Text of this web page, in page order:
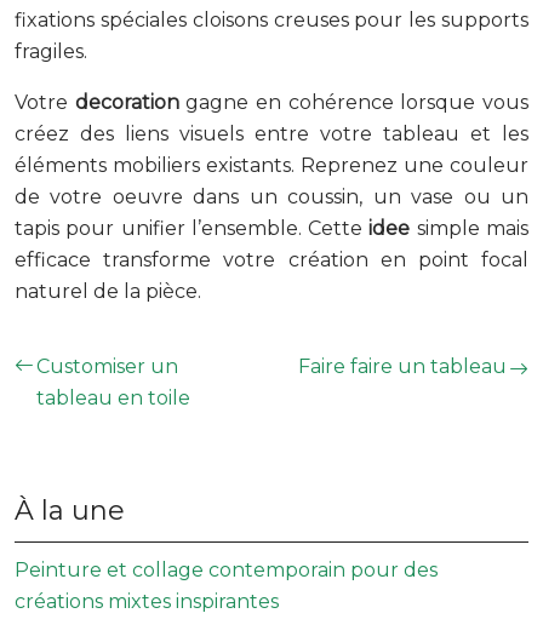
fixations spéciales cloisons creuses pour les supports
fragiles.
Votre decorationgagne en cohérence lorsque vous
créez des liens visuels entre votre tableau et les
éléments mobiliers existants. Reprenez une couleur
de votre oeuvre dans un coussin, un vase ou un
tapis pour unifier l’ensemble. Cetteidee simple mais
efficace transforme votre création en point focal
naturel de la pièce.
Customiser un
tableau en toile
Faire faire un tableau
À la une
Peinture et collage contemporain pour des
créations mixtes inspirantes